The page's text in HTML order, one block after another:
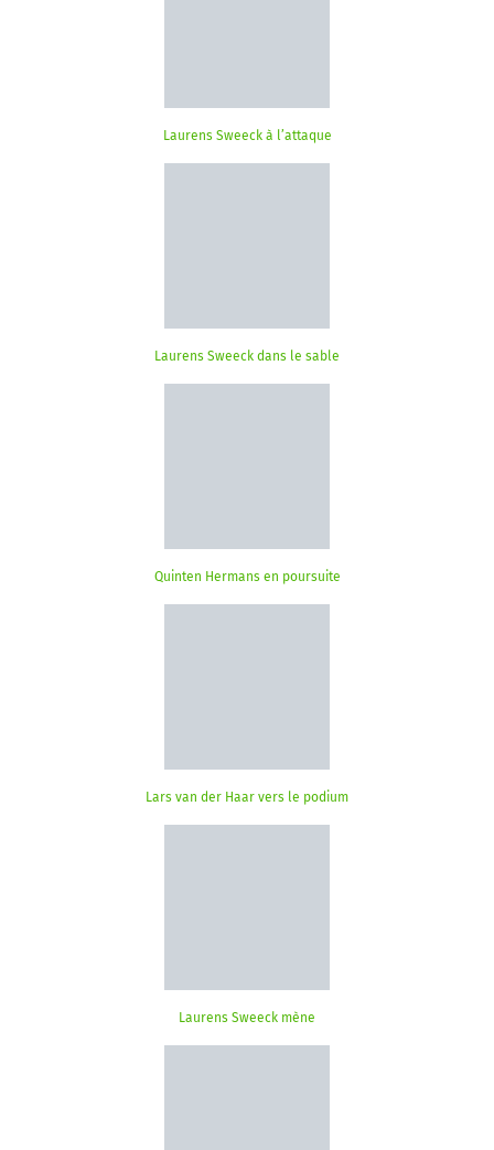
Laurens Sweeck à l’attaque
Laurens Sweeck dans le sable
Quinten Hermans en poursuite
Lars van der Haar vers le podium
Laurens Sweeck mène